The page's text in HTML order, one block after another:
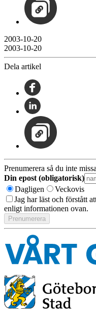
2003-10-20
2003-10-20
Dela artikel
Prenumerera så du inte
Din epost (obligatorisk)
Dagligen
Veckovis
Jag har läst och förstått
enligt informationen ovan.